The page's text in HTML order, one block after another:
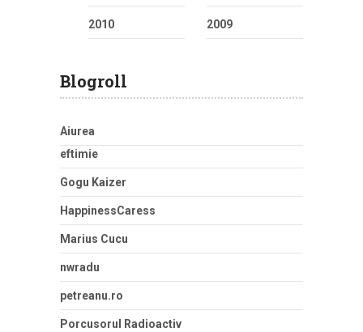
2010 2009
Blogroll
Aiurea
eftimie
Gogu Kaizer
HappinessCaress
Marius Cucu
nwradu
petreanu.ro
Porcusorul Radioactiv